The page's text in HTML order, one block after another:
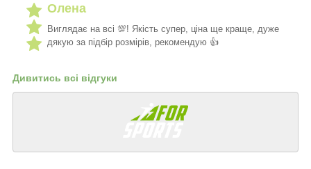
Олена
Виглядає на всі 💯! Якість супер, ціна ще краще, дуже
дякую за підбір розмірів, рекомендую 👍
Дивитись всі відгуки